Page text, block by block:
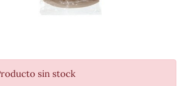
Proteína
COSMÉTICA E HIGIENE PERSONAL
sin stock